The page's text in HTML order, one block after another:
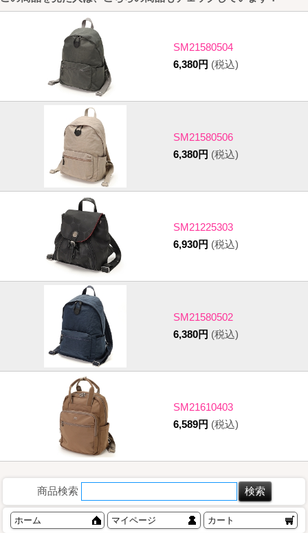
SM21580504
6,380円 (税込)
SM21580506
6,380円 (税込)
SM21225303
6,930円 (税込)
SM21580502
6,380円 (税込)
SM21610403
6,589円 (税込)
商品検索
ホーム マイページ カート